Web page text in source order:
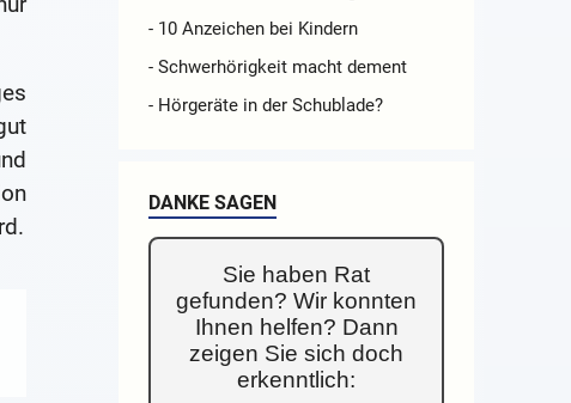
- 10 Anzeichen bei Kindern
- Schwerhörigkeit macht dement
- Hörgeräte in der Schublade?
DANKE SAGEN
Sie haben Rat
gefunden? Wir konnten
Ihnen helfen? Dann
zeigen Sie sich doch
erkenntlich: